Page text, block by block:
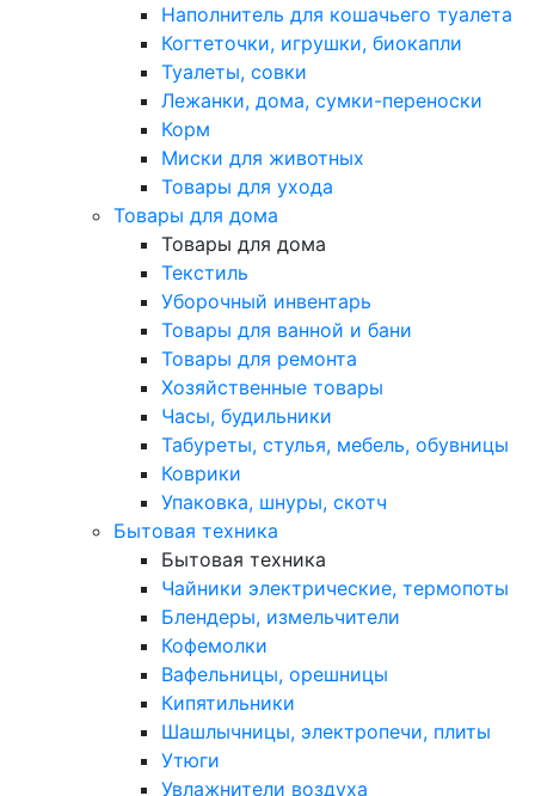
Наполнитель для кошачьего туалета
Когтеточки, игрушки, биокапли
Туалеты, совки
Лежанки, дома, сумки-переноски
Корм
Миски для животных
Товары для ухода
Товары для дома
Товары для дома
Текстиль
Уборочный инвентарь
Товары для ванной и бани
Товары для ремонта
Хозяйственные товары
Часы, будильники
Табуреты, стулья, мебель, обувницы
Коврики
Упаковка, шнуры, скотч
Бытовая техника
Бытовая техника
Чайники электрические, термопоты
Блендеры, измельчители
Кофемолки
Вафельницы, орешницы
Кипятильники
Шашлычницы, электропечи, плиты
Утюги
Увлажнители воздуха